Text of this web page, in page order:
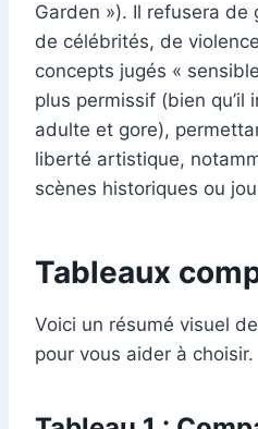
Garden »). Il refusera de
de célébrités, de
concepts jugés «
plus permissif (bien qu’il
adulte et gore),
liberté artistique,
scènes historiques ou
Tableaux
Voici un résumé visuel
pour vous aider à choisir.